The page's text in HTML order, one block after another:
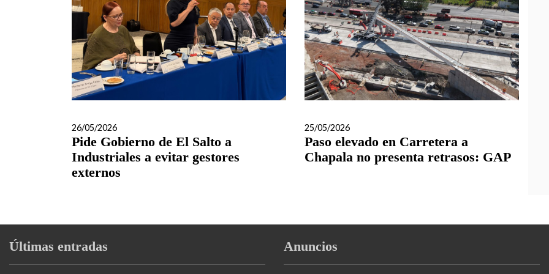
26/05/2026
Pide Gobierno de El Salto a
Industriales a evitar gestores
externos
25/05/2026
Paso elevado en Carretera a
Chapala no presenta retrasos: GAP
Últimas entradas Anuncios